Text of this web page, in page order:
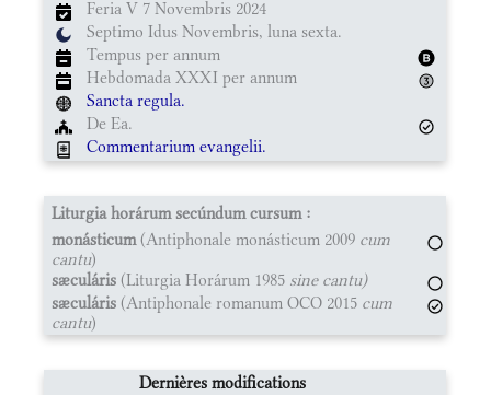
Feria V 7 Novembris 2024
Septimo Idus Novembris, luna sexta.
Tempus per annum
Hebdomada XXXI per annum
Sancta regula.
De Ea.
Commentarium evangelii.
Liturgia horárum secúndum cursum :
monásticum(Antiphonale monásticum 2009 cum
cantu)
sæculáris (Liturgia Horárum 1985 sine cantu)
sæculáris (Antiphonale romanum OCO 2015 cum
cantu)
Dernières modifications